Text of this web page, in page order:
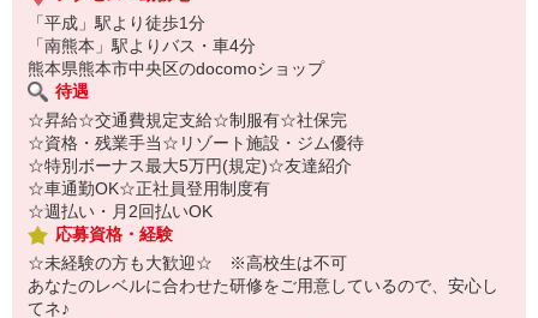
「平成」駅より徒歩1分
「南熊本」駅よりバス・車4分
熊本県熊本市中央区のdocomoショップ
待遇
☆昇給☆交通費規定支給☆制服有☆社保完
☆資格・残業手当☆リゾート施設・ジム優待
☆特別ボーナス最大5万円(規定)☆友達紹介
☆車通勤OK☆正社員登用制度有
☆週払い・月2回払いOK
応募資格・経験
☆未経験の方も大歓迎☆ ※高校生は不可
あなたのレベルに合わせた研修をご用意しているので、安心し
てネ♪